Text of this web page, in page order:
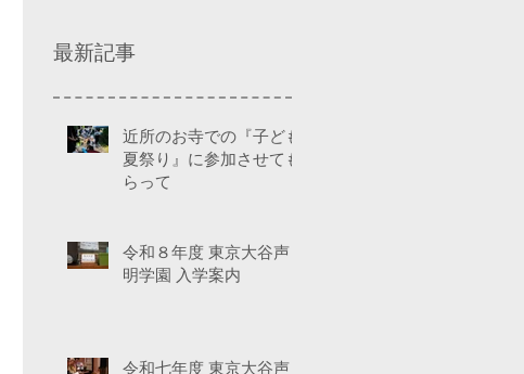
最新記事
近所のお寺での『子ども
夏祭り』に参加させても
らって
令和８年度 東京大谷声
明学園 入学案内
令和七年度 東京大谷声